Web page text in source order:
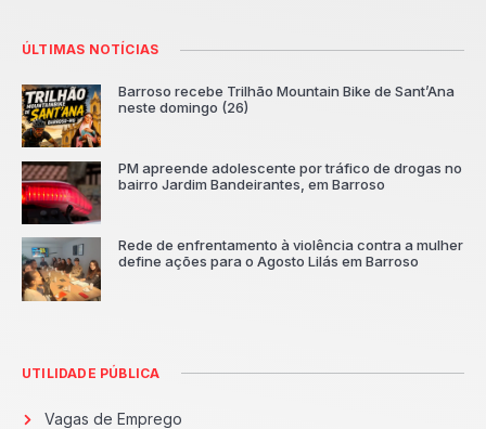
ÚLTIMAS NOTÍCIAS
Barroso recebe Trilhão Mountain Bike de Sant’Ana
neste domingo (26)
PM apreende adolescente por tráfico de drogas no
bairro Jardim Bandeirantes, em Barroso
Rede de enfrentamento à violência contra a mulher
define ações para o Agosto Lilás em Barroso
UTILIDADE PÚBLICA
Vagas de Emprego